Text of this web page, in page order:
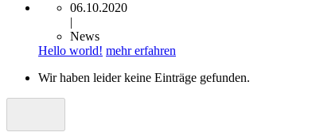
06.10.2020
|
News
Hello world! mehr erfahren
Wir haben leider keine Einträge gefunden.